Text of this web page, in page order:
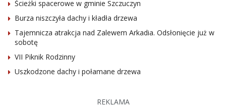
Ścieżki spacerowe w gminie Szczuczyn
Burza niszczyła dachy i kładła drzewa
Tajemnicza atrakcja nad Zalewem Arkadia. Odsłonięcie już w
sobotę
VII Piknik Rodzinny
Uszkodzone dachy i połamane drzewa
REKLAMA